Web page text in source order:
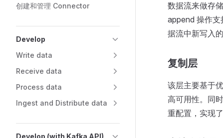
创建和管理 Connector
Develop
Write data
Receive data
Process data
Ingest and Distribute data
Develop (with Kafka API)
数据流来做存
append 操作
据流中新写入
复制层
该层主要基于
高可用性。同
重配置，实现